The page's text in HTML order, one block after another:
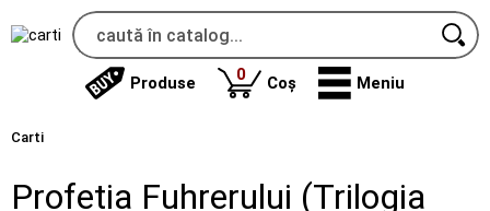
Produse 0produse
Coș Meniu
Carti
Profetia Fuhrerului (Trilogia